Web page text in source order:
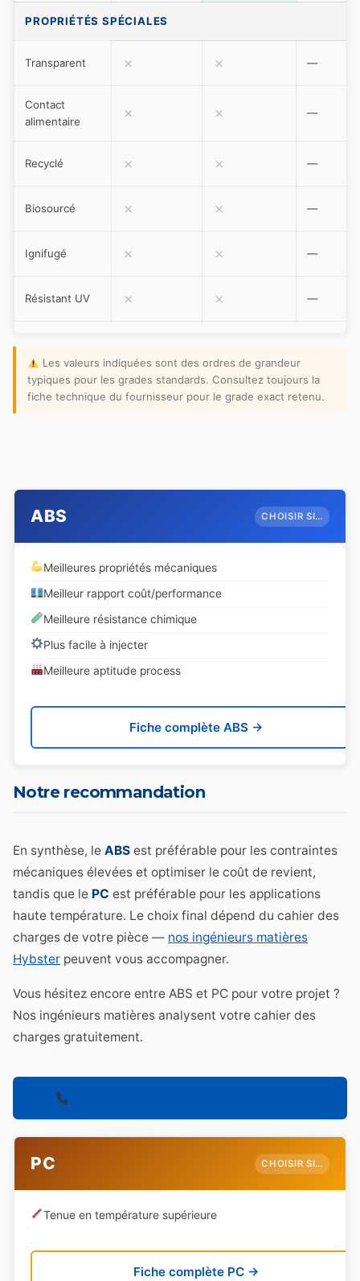
PROPRIÉTÉS SPÉCIALES
Transparent ✗ ✗ —
Contact
alimentaire
✗ ✗ —
Recyclé ✗ ✗ —
Biosourcé ✗ ✗ —
Ignifugé ✗ ✗ —
Résistant UV ✗ ✗ —
Les valeurs indiquées sont des ordres de grandeur
typiques pour les grades standards. Consultez toujours la
fiche technique du fournisseur pour le grade exact retenu.
ABS CHOISIR SI…
Meilleures propriétés mécaniques
Meilleur rapport coût/performance
Meilleure résistance chimique
Plus facile à injecter
Meilleure aptitude process
Fiche complète ABS →
Notre recommandation
En synthèse, le ABS est préférable pour les contraintes
mécaniques élevées et optimiser le coût de revient,
tandis que le PC est préférable pour les applications
haute température. Le choix final dépend du cahier des
charges de votre pièce — nos ingénieurs matières
Hybster peuvent vous accompagner.
Vous hésitez encore entre ABS et PC pour votre projet ?
Nos ingénieurs matières analysent votre cahier des
charges gratuitement.
PC CHOISIR SI…
Tenue en température supérieure
Fiche complète PC →